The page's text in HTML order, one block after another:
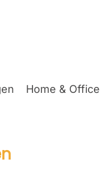
Home & Office